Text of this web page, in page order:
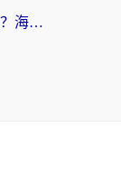
在国外想看爱奇艺版权限制怎么办？海外华人必看的追剧自由指南